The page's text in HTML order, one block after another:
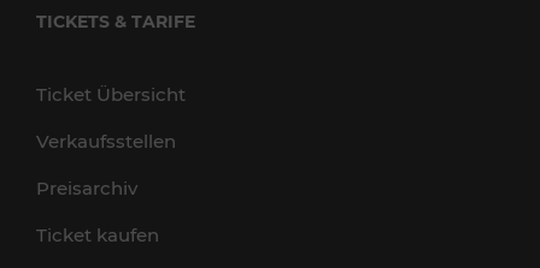
TICKETS & TARIFE
Ticket Übersicht
Verkaufsstellen
Preisarchiv
Ticket kaufen